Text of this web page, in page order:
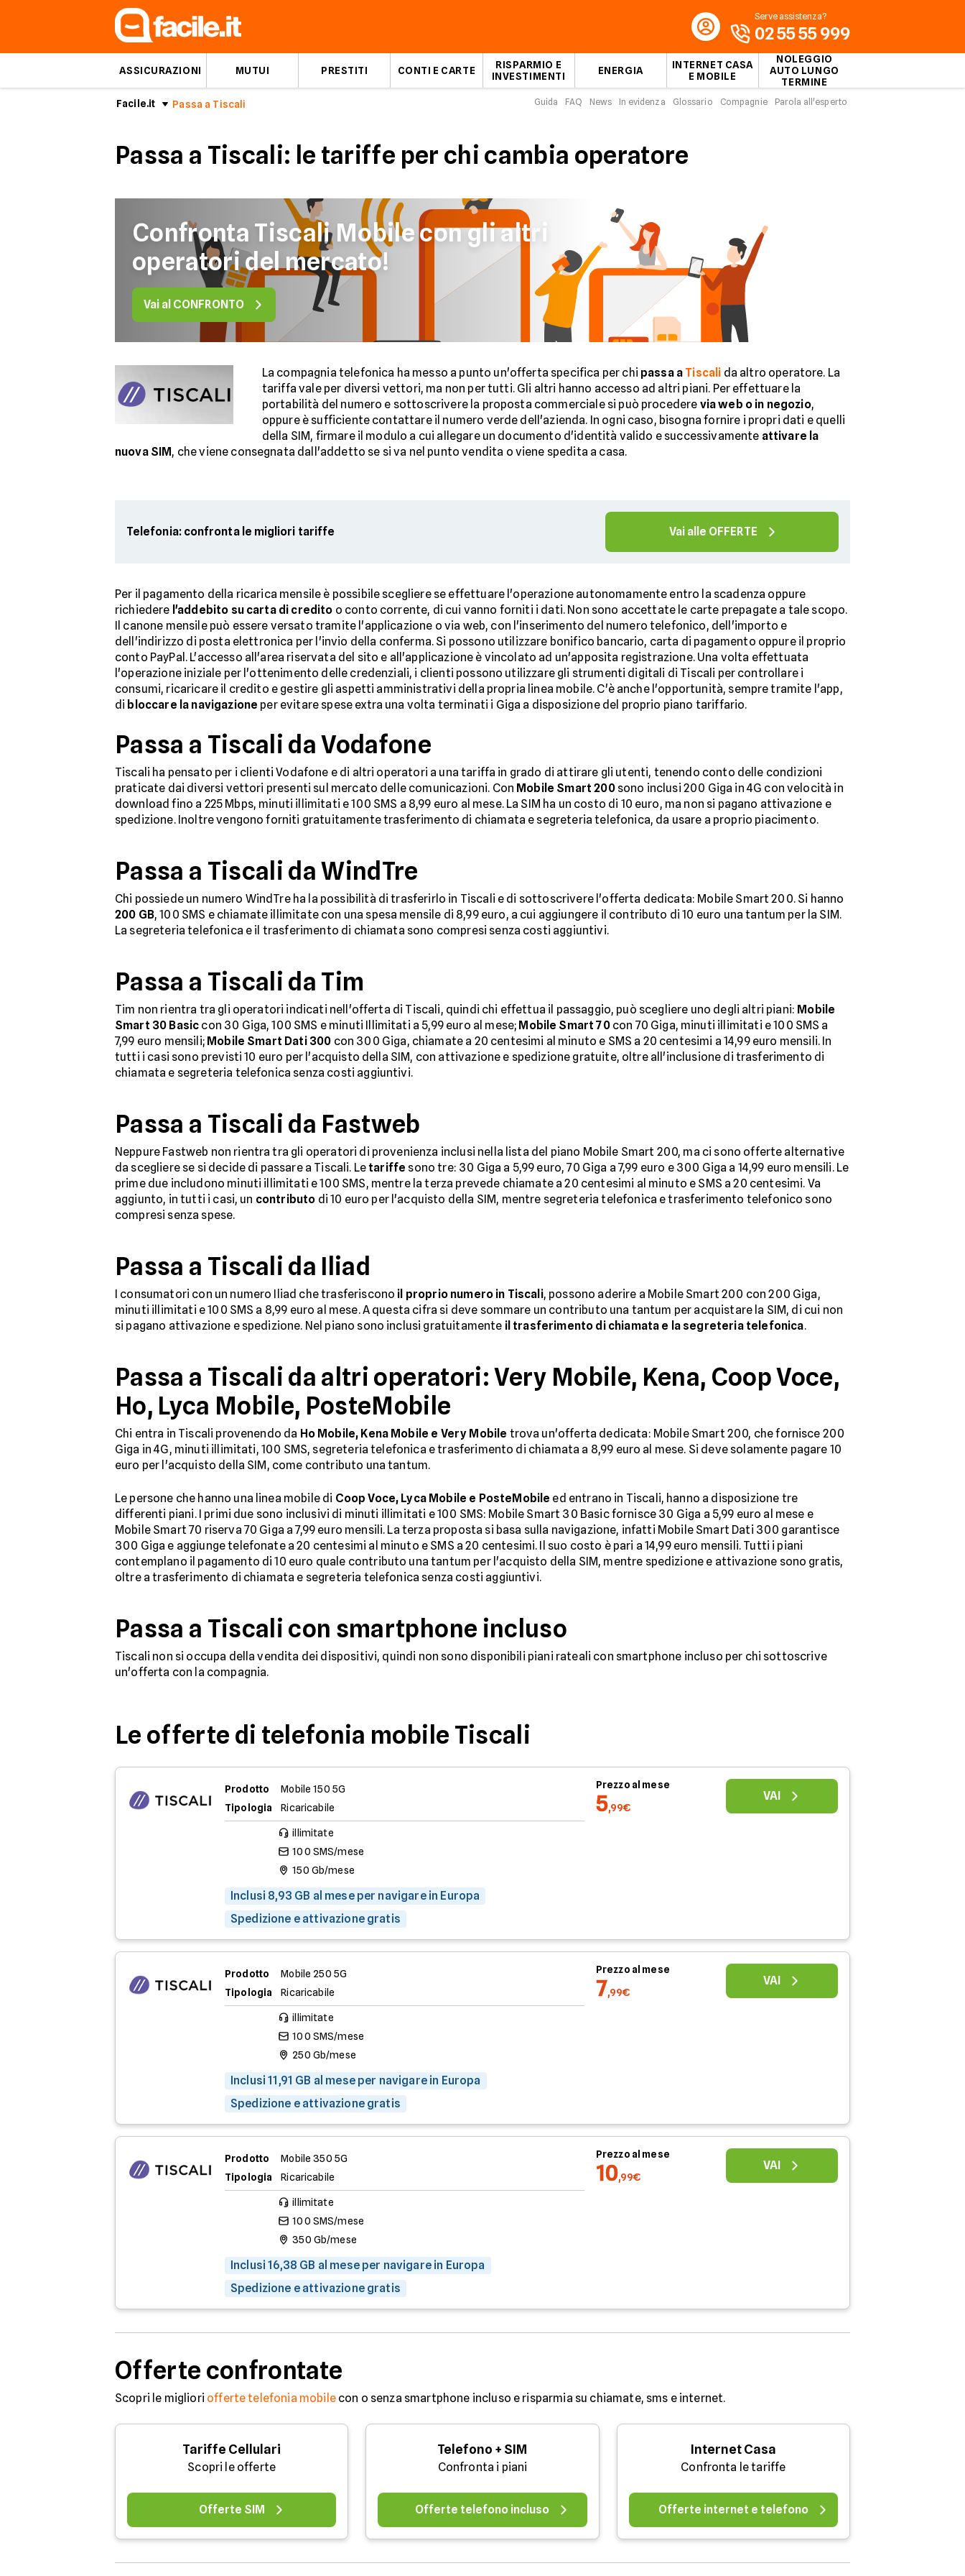
ASSICURAZIONI MUTUI PRESTITI CONTI E CARTE
RISPARMIO E
INVESTIMENTI
ENERGIA
INTERNET CASA
E MOBILE
NOLEGGIO
AUTO LUNGO
TERMINE
Serve assistenza?
02 55 55 999
Facile.it Passa a Tiscali Guida FAQ News In evidenza Glossario Compagnie Parola all'esperto
Passa a Tiscali: le tariffe per chi cambia operatore
Confronta Tiscali Mobile con gli altri
operatori del mercato!
Vai al CONFRONTO
La compagnia telefonica ha messo a punto un'offerta specifica per chi passa a Tiscali da altro operatore. La
tariffa vale per diversi vettori, ma non per tutti. Gli altri hanno accesso ad altri piani. Per effettuare la
portabilità del numero e sottoscrivere la proposta commerciale si può procedere via web o in negozio,
oppure è sufficiente contattare il numero verde dell'azienda. In ogni caso, bisogna fornire i propri dati e quelli
della SIM, firmare il modulo a cui allegare un documento d'identità valido e successivamente attivare la
nuova SIM, che viene consegnata dall'addetto se si va nel punto vendita o viene spedita a casa.
Telefonia: confronta le migliori tariffe Vai alle OFFERTE
Per il pagamento della ricarica mensile è possibile scegliere se effettuare l'operazione autonomamente entro la scadenza oppure
richiedere l'addebito su carta di credito o conto corrente, di cui vanno forniti i dati. Non sono accettate le carte prepagate a tale scopo.
Il canone mensile può essere versato tramite l'applicazione o via web, con l'inserimento del numero telefonico, dell'importo e
dell'indirizzo di posta elettronica per l'invio della conferma. Si possono utilizzare bonifico bancario, carta di pagamento oppure il proprio
conto PayPal. L'accesso all'area riservata del sito e all'applicazione è vincolato ad un'apposita registrazione. Una volta effettuata
l'operazione iniziale per l'ottenimento delle credenziali, i clienti possono utilizzare gli strumenti digitali di Tiscali per controllare i
consumi, ricaricare il credito e gestire gli aspetti amministrativi della propria linea mobile. C'è anche l'opportunità, sempre tramite l'app,
di bloccare la navigazione per evitare spese extra una volta terminati i Giga a disposizione del proprio piano tariffario.
Passa a Tiscali da Vodafone
Tiscali ha pensato per i clienti Vodafone e di altri operatori a una tariffa in grado di attirare gli utenti, tenendo conto delle condizioni
praticate dai diversi vettori presenti sul mercato delle comunicazioni. Con Mobile Smart 200sono inclusi 200 Giga in 4G con velocità in
download fino a 225 Mbps, minuti illimitati e 100 SMS a 8,99 euro al mese. La SIM ha un costo di 10 euro, ma non si pagano attivazione e
spedizione. Inoltre vengono forniti gratuitamente trasferimento di chiamata e segreteria telefonica, da usare a proprio piacimento.
Passa a Tiscali da WindTre
Chi possiede un numero WindTre ha la possibilità di trasferirlo in Tiscali e di sottoscrivere l'offerta dedicata: Mobile Smart 200. Si hanno
200 GB, 100 SMS e chiamate illimitate con una spesa mensile di 8,99 euro, a cui aggiungere il contributo di 10 euro una tantum per la SIM.
La segreteria telefonica e il trasferimento di chiamata sono compresi senza costi aggiuntivi.
Passa a Tiscali da Tim
Tim non rientra tra gli operatori indicati nell'offerta di Tiscali, quindi chi effettua il passaggio, può scegliere uno degli altri piani: Mobile
Smart 30 Basic con 30 Giga, 100 SMS e minuti Illimitati a 5,99 euro al mese; Mobile Smart 70con 70 Giga, minuti illimitati e 100 SMS a
7,99 euro mensili; Mobile Smart Dati 300 con 300 Giga, chiamate a 20 centesimi al minuto e SMS a 20 centesimi a 14,99 euro mensili. In
tutti i casi sono previsti 10 euro per l'acquisto della SIM, con attivazione e spedizione gratuite, oltre all'inclusione di trasferimento di
chiamata e segreteria telefonica senza costi aggiuntivi.
Passa a Tiscali da Fastweb
Neppure Fastweb non rientra tra gli operatori di provenienza inclusi nella lista del piano Mobile Smart 200, ma ci sono offerte alternative
da scegliere se si decide di passare a Tiscali. Le tariffe sono tre: 30 Giga a 5,99 euro, 70 Giga a 7,99 euro e 300 Giga a 14,99 euro mensili. Le
prime due includono minuti illimitati e 100 SMS, mentre la terza prevede chiamate a 20 centesimi al minuto e SMS a 20 centesimi. Va
aggiunto, in tutti i casi, un contributo di 10 euro per l'acquisto della SIM, mentre segreteria telefonica e trasferimento telefonico sono
compresi senza spese.
Passa a Tiscali da Iliad
I consumatori con un numero Iliad che trasferiscono il proprio numero in Tiscali, possono aderire a Mobile Smart 200 con 200 Giga,
minuti illimitati e 100 SMS a 8,99 euro al mese. A questa cifra si deve sommare un contributo una tantum per acquistare la SIM, di cui non
si pagano attivazione e spedizione. Nel piano sono inclusi gratuitamente il trasferimento di chiamata e la segreteria telefonica.
Passa a Tiscali da altri operatori: Very Mobile, Kena, Coop Voce,
Ho, Lyca Mobile, PosteMobile
Chi entra in Tiscali provenendo da Ho Mobile, Kena Mobile e Very Mobile trova un'offerta dedicata: Mobile Smart 200, che fornisce 200
Giga in 4G, minuti illimitati, 100 SMS, segreteria telefonica e trasferimento di chiamata a 8,99 euro al mese. Si deve solamente pagare 10
euro per l'acquisto della SIM, come contributo una tantum.
Le persone che hanno una linea mobile di Coop Voce, Lyca Mobile e PosteMobile ed entrano in Tiscali, hanno a disposizione tre
differenti piani. I primi due sono inclusivi di minuti illimitati e 100 SMS: Mobile Smart 30 Basic fornisce 30 Giga a 5,99 euro al mese e
Mobile Smart 70 riserva 70 Giga a 7,99 euro mensili. La terza proposta si basa sulla navigazione, infatti Mobile Smart Dati 300 garantisce
300 Giga e aggiunge telefonate a 20 centesimi al minuto e SMS a 20 centesimi. Il suo costo è pari a 14,99 euro mensili. Tutti i piani
contemplano il pagamento di 10 euro quale contributo una tantum per l'acquisto della SIM, mentre spedizione e attivazione sono gratis,
oltre a trasferimento di chiamata e segreteria telefonica senza costi aggiuntivi.
Passa a Tiscali con smartphone incluso
Tiscali non si occupa della vendita dei dispositivi, quindi non sono disponibili piani rateali con smartphone incluso per chi sottoscrive
un'offerta con la compagnia.
Le offerte di telefonia mobile Tiscali
Prodotto
Mobile 150 5G
Tipologia
Ricaricabile
illimitate
100 SMS/mese
150 Gb/mese
Inclusi 8,93 GB al mese per navigare in Europa
Spedizione e attivazione gratis
Prezzo al mese
5,99€
VAI
Prodotto
Mobile 250 5G
Tipologia
Ricaricabile
illimitate
100 SMS/mese
250 Gb/mese
Inclusi 11,91 GB al mese per navigare in Europa
Spedizione e attivazione gratis
Prezzo al mese
7,99€
VAI
Prodotto
Mobile 350 5G
Tipologia
Ricaricabile
illimitate
100 SMS/mese
350 Gb/mese
Inclusi 16,38 GB al mese per navigare in Europa
Spedizione e attivazione gratis
Prezzo al mese
10,99€
VAI
Offerte confrontate
Scopri le migliori offerte telefonia mobilecon o senza smartphone incluso e risparmia su chiamate, sms e internet.
Tariffe Cellulari
Scopri le offerte
Offerte SIM
Telefono + SIM
Confronta i piani
Offerte telefono incluso
Internet Casa
Confronta le tariffe
Offerte internet e telefono